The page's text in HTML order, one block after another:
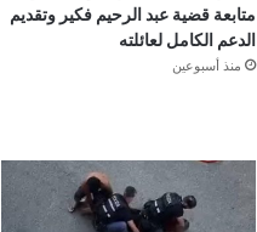
متابعة قضية عبد الرحيم فكير وتقديم
الدعم الكامل لعائلته
منذ أسبوعين